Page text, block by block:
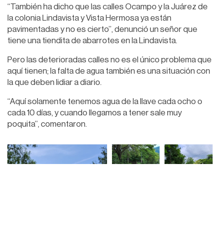
“También ha dicho que las calles Ocampo y la Juárez de
la colonia Lindavista y Vista Hermosa ya están
pavimentadas y no es cierto”, denunció un señor que
tiene una tiendita de abarrotes en la Lindavista.
Pero las deterioradas calles no es el único problema que
aquí tienen; la falta de agua también es una situación con
la que deben lidiar a diario.
“Aquí solamente tenemos agua de la llave cada ocho o
cada 10 días, y cuando llegamos a tener sale muy
poquita”, comentaron.